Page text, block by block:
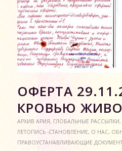
ОФЕРТА
КРОВЬЮ
АРХИВ АРИЯ,ГЛОБАЛЬНЫЕ РАССЫЛКИ,
ЛЕТОПИСЬ -СТАНОВЛЕНИЕ,О НАС,
ПРАВОУСТАНАВЛИВАЮЩИЕ